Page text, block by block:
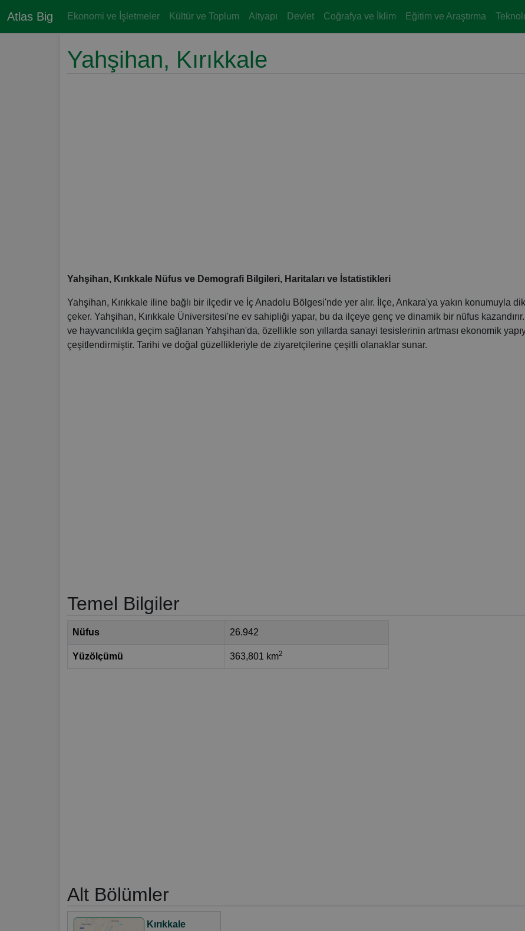
Atlas Big Ekonomi ve İşletmeler Kültür ve Toplum Altyapı Devlet Coğrafya ve İklim Eğitim ve Araştırma
Yahşihan, Kırıkkale
Yahşihan, Kırıkkale Nüfus ve Demografi Bilgileri, Haritaları ve İstatistikleri
Yahşihan, Kırıkkale iline bağlı bir ilçedir ve İç Anadolu Bölgesi'nde yer alır. İlçe, Ankara'ya yakın konumuyla
çeker. Yahşihan, Kırıkkale Üniversitesi'ne ev sahipliği yapar, bu da ilçeye genç ve dinamik bir nüfus kazandırır.
ve hayvancılıkla geçim sağlanan Yahşihan'da, özellikle son yıllarda sanayi tesislerinin artması ekonomik
çeşitlendirmiştir. Tarihi ve doğal güzellikleriyle de ziyaretçilerine çeşitli olanaklar sunar.
Temel Bilgiler
Nüfus 26.942
Yüzölçümü 363,801 km2
Alt Bölümler
Kırıkkale